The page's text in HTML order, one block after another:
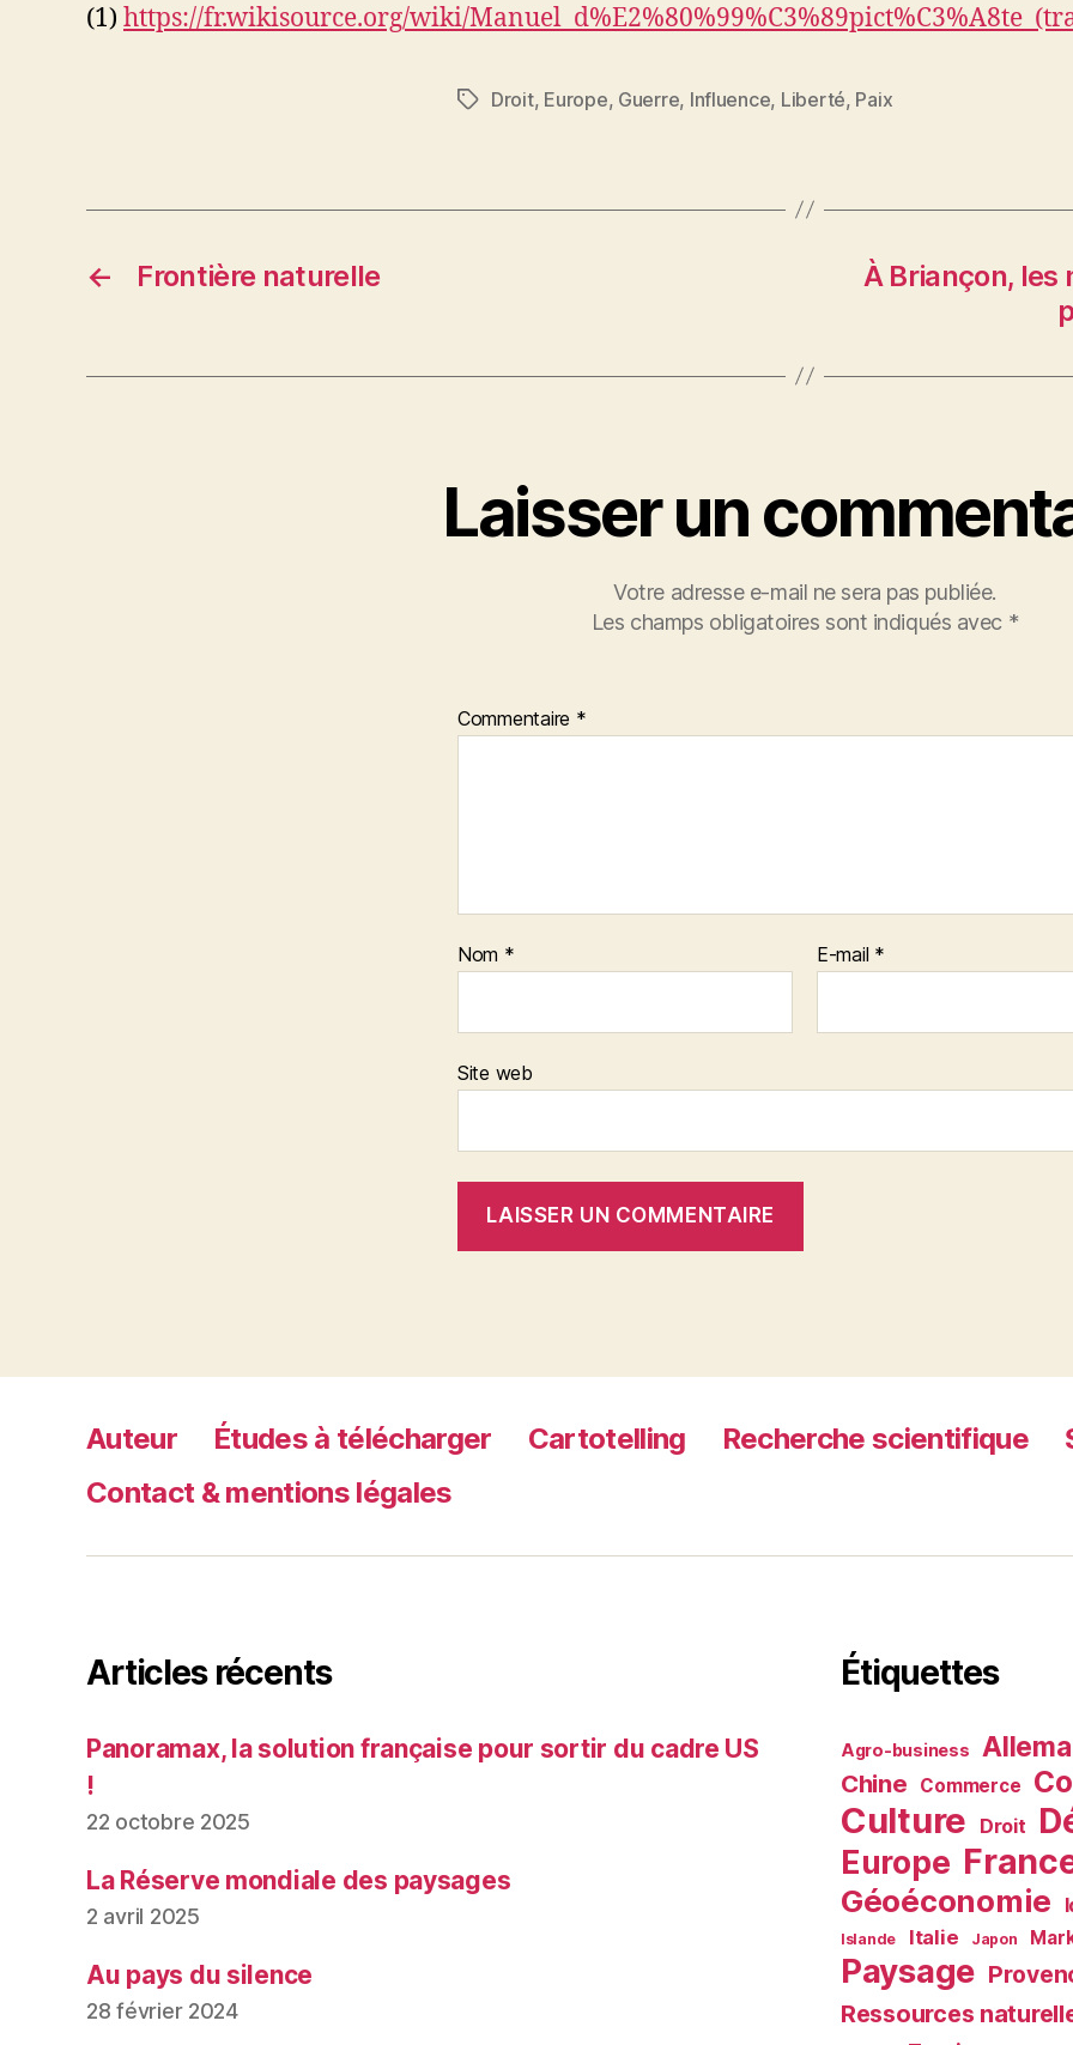
(1) https://fr.wikisource.org/wiki/
Étiquettes
Droit, Europe, Guerre, Influence, Liberté, Paix
← Frontière naturelle
À Briançon,
Laisser un
Votre adresse e-mail ne sera pas publiée.
Les champs obligatoires sont indiqués avec *
Commentaire *
Nom * E-mail *
Site web
Auteur Études à télécharger Cartotelling Recherche scientifique
Contact & mentions légales
Articles récents
Panoramax, la solution française pour sortir du cadre US
!
22 octobre 2025
La Réserve mondiale des paysages
2 avril 2025
Au pays du silence
28 février 2024
Étiquettes
Agro-business
Chine Commerce
Culture Droit
Europe
Géoéconomie
Islande Italie Japon
Paysage
Ressources